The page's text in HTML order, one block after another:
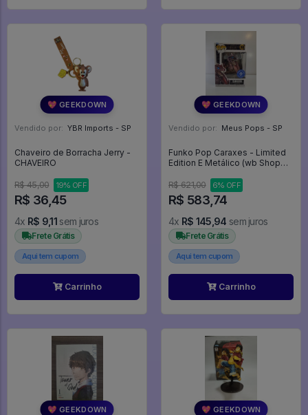
💖 GEEKDOWN
Vendido por: YBR Imports - SP
Chaveiro de Borracha Jerry -
CHAVEIRO
R$ 45,00 19% OFF
R$ 36,45
4x R$ 9,11 sem juros
Frete Grátis
Aqui tem cupom
Carrinho
💖 GEEKDOWN
Vendido por: Meus Pops - SP
Funko Pop Caraxes - Limited
Edition E Metálico (wb Shop
DRAGON #10
R$ 621,00 6% OFF
R$ 583,74
4x R$ 145,94 sem juros
Frete Grátis
Aqui tem cupom
Carrinho
💖 GEEKDOWN 💖 GEEKDOWN